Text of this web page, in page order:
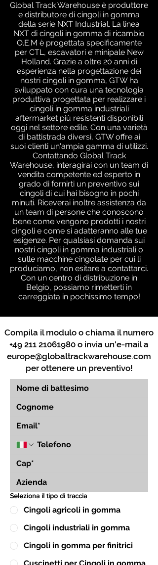
Global Track Warehouse è produttore
e distributore di cingoli in gomma
della serie NXT Industrial. La linea
NXT di cingoli in gomma di ricambio
O.E.M è progettata specificamente
per CTL, escavatori e minipale New
Holland. Grazie a oltre 20 anni di
esperienza nella progettazione dei
nostri cingoli in gomma, GTW ha
sviluppato con cura una tecnologia
produttiva progettata per realizzare i
cingoli in gomma industriali
aftermarket più resistenti disponibili
oggi nel settore edile. Con una varietà
di battistrada diversi, GTW offre ai
suoi clienti un'ampia gamma di utilizzi.
Contattando Global Track
Warehouse, interagirai con un team di
vendita competente ed esperto in
grado di fornirti un preventivo sui
cingoli di cui hai bisogno in pochi
minuti. Riceverai inoltre assistenza da
un team di persone che conoscono
bene come vengono prodotti i nostri
cingoli e come si adatteranno alle tue
esigenze. Per qualsiasi domanda sui
nostri cingoli in gomma industriali o
sulle macchine cingolate per cui li
produciamo, non esitare a contattarci.
Con un centro di distribuzione in
Belgio, possiamo rimetterti in
carreggiata in pochissimo tempo!
Compila il modulo o chiama il numero
+49 211 21061980 o invia un'e-mail a
europe@globaltrackwarehouse.com
per ottenere un preventivo!
Seleziona il tipo di traccia
Cingoli agricoli in gomma
Cingoli industriali in gomma
Cingoli in gomma per finitrici